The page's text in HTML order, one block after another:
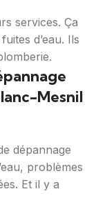
services. Ça
d’eau. Ils
Mesnil
dépannage
problèmes
Et il y a